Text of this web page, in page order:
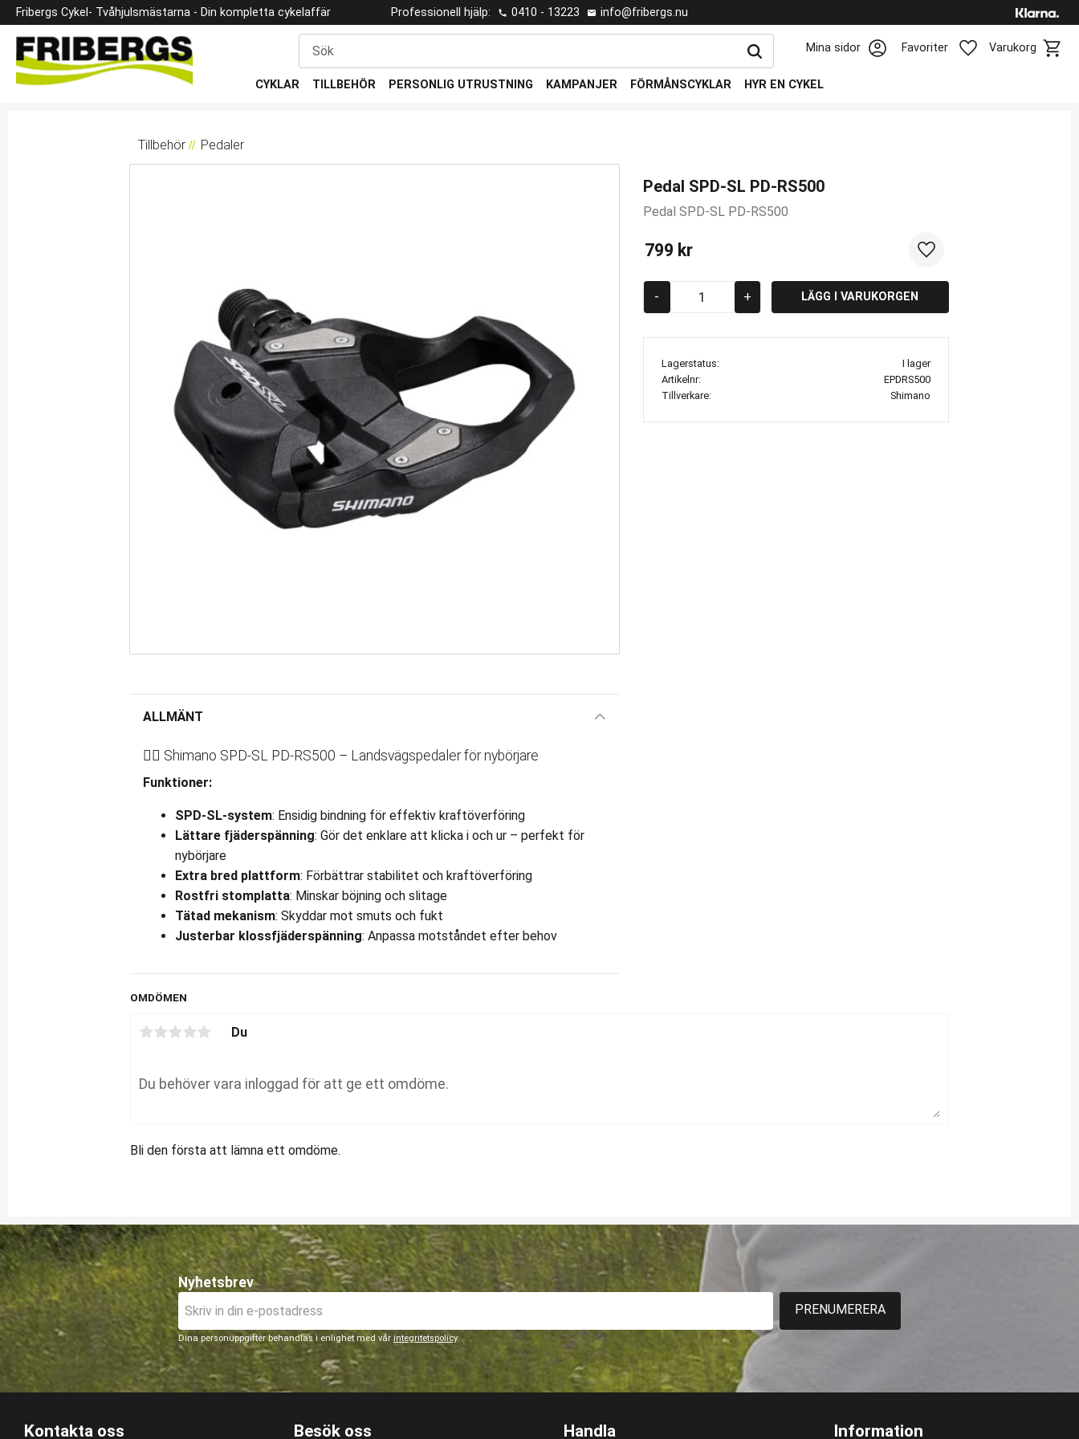
Fribergs Cykel - Tvåhjulsmästarna - Din kompletta cykelaffär Professionell hjälp: 0410 - 13223 info@fribergs.nu
Mina sidor Favoriter Varukorg
Favoriter
CYKLAR TILLBEHÖR PERSONLIG UTRUSTNING KAMPANJER FÖRMÅNSCYKLAR HYR EN CYKEL
Tillbehör Pedaler
Pedal SPD-SL PD-RS500
Pedal SPD-SL PD-RS500
799 kr
+
-
Lägg till i favoriter
Lagerstatus
I lager
Artikelnr
EPDRS500
Tillverkare
Shimano
ALLMÄNT
🚴‍♂️ Shimano SPD-SL PD-RS500 – Landsvägspedaler för nybörjare
Funktioner:
SPD-SL-system: Ensidig bindning för effektiv kraftöverföring
Lättare fjäderspänning: Gör det enklare att klicka i och ur – perfekt för
nybörjare
Extra bred plattform: Förbättrar stabilitet och kraftöverföring
Rostfri stomplatta: Minskar böjning och slitage
Tätad mekanism: Skyddar mot smuts och fukt
Justerbar klossfjäderspänning: Anpassa motståndet efter behov
OMDÖMEN
Du
Bli den första att lämna ett omdöme.
Nyhetsbrev
PRENUMERERA
Dina personuppgifter behandlas i enlighet med vår integritetspolicy.
Kontakta oss Besök oss Handla Information